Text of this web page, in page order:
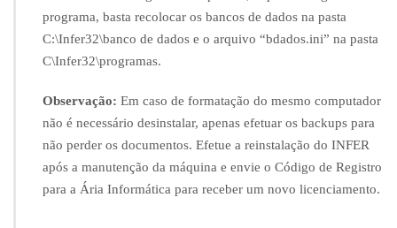
programa, basta recolocar os bancos de dados na pasta
C:\Infer32\banco de dados e o arquivo “bdados.ini” na pasta
C\Infer32\programas.
Observação: Em caso de formatação do mesmo computador
não é necessário desinstalar, apenas efetuar os backups para
não perder os documentos. Efetue a reinstalação do INFER
após a manutenção da máquina e envie o Código de Registro
para a Ária Informática para receber um novo licenciamento.